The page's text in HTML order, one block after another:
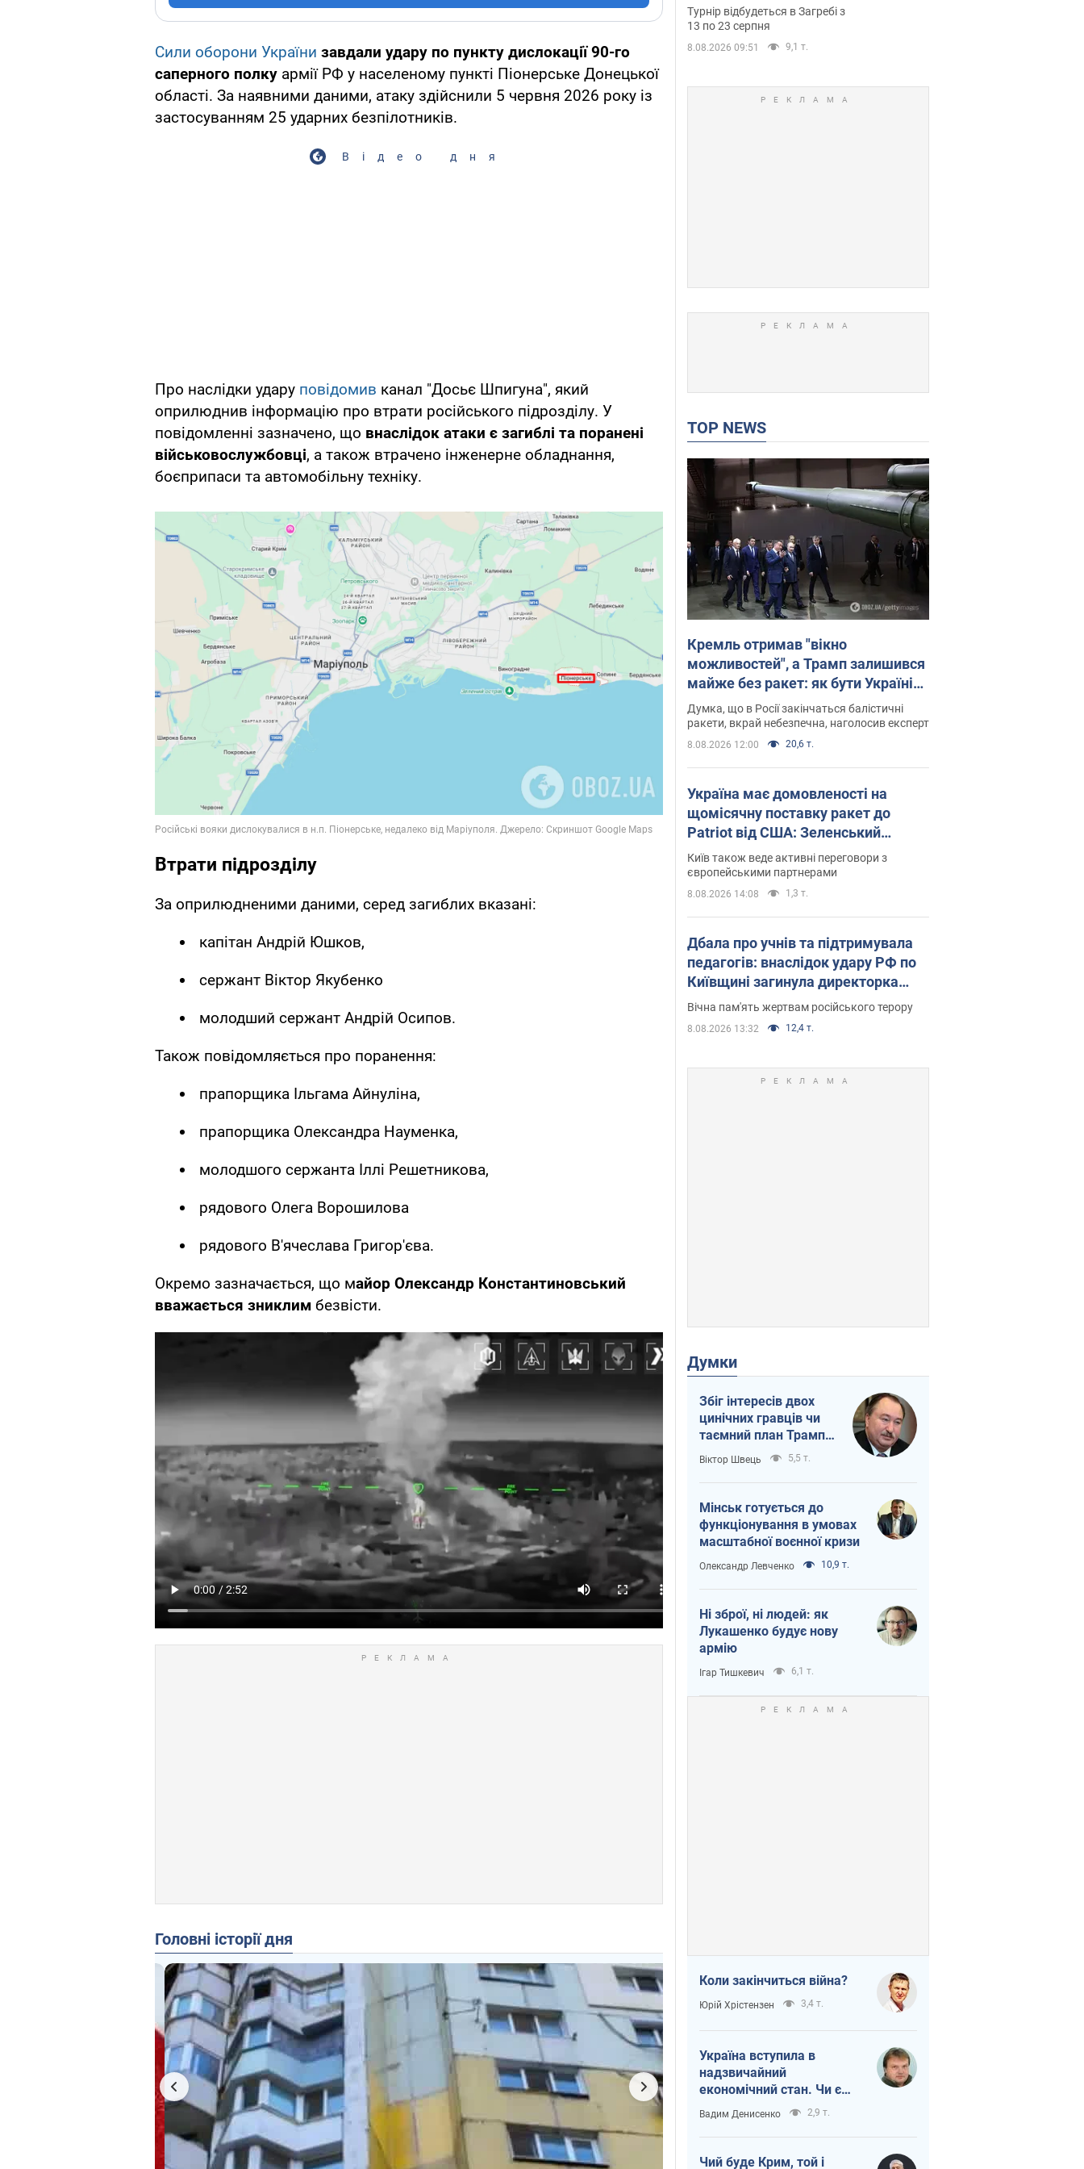
Сили оборони України завдали удару по пункту дислокації 90-го
саперного полку армії РФ у населеному пункті Піонерське Донецької
області. За наявними даними, атаку здійснили 5 червня 2026 року із
застосуванням 25 ударних безпілотників.
Відео дня
Про наслідки удару повідомив канал "Досьє Шпигуна", який
оприлюднив інформацію про втрати російського підрозділу. У
повідомленні зазначено, що внаслідок атаки є загиблі та поранені
військовослужбовці, а також втрачено інженерне обладнання,
боєприпаси та автомобільну техніку.
Втрати підрозділу
За оприлюдненими даними, серед загиблих вказані:
капітан Андрій Юшков,
сержант Віктор Якубенко
молодший сержант Андрій Осипов.
Також повідомляється про поранення:
прапорщика Ільгама Айнуліна,
прапорщика Олександра Науменка,
молодшого сержанта Іллі Решетникова,
рядового Олега Ворошилова
рядового В'ячеслава Григор'єва.
Окремо зазначається, що майор Олександр Константиновський
вважається зниклим безвісти.
Головні історії дня
до чемпіонату Європи
основних спортсменів
Турнір відбудеться в Загребі з
13 по 23 серпня
8.08.2026 09:51 9,1 т.
TOP NEWS
Кремль отримав "вікно
можливостей", а Трамп залишився
майже без ракет: як бути Україні?
Інтерв’ю з Мельником
Думка, що в Росії закінчаться балістичні
ракети, вкрай небезпечна, наголосив експерт
8.08.2026 12:00 20,6 т.
Україна має домовленості на
щомісячну поставку ракет до
Patriot від США: Зеленський
розкрив подробиці
Київ також веде активні переговори з
європейськими партнерами
8.08.2026 14:08 1,3 т.
Дбала про учнів та підтримувала
педагогів: внаслідок удару РФ по
Київщині загинула директорка
київського ліцею, її чоловік та онук
Вічна пам'ять жертвам російського терору
8.08.2026 13:32 12,4 т.
Думки
Збіг інтересів двох
цинічних гравців чи
таємний план Трампа
і Путіна?
Віктор Швець 5,5 т.
Мінськ готується до
функціонування в умовах
масштабної воєнної кризи
Олександр Левченко 10,9 т.
Ні зброї, ні людей: як
Лукашенко будує нову
армію
Ігар Тишкевич 6,1 т.
Коли закінчиться війна?
Юрій Хрістензен 3,4 т.
Україна вступила в
надзвичайний
економічний стан. Чи є
світло вкінці тунелю?
Вадим Денисенко 2,9 т.
Чий буде Крим, той і